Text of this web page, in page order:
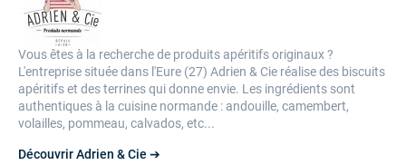
Vous êtes à la recherche de produits apéritifs originaux ?
L'entreprise située dans l'Eure (27) Adrien & Cie réalise des biscuits
apéritifs et des terrines qui donne envie. Les ingrédients sont
authentiques à la cuisine normande : andouille, camembert,
volailles, pommeau, calvados, etc...
Découvrir Adrien & Cie ➔